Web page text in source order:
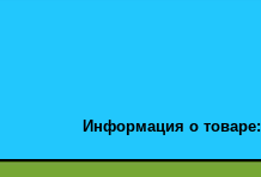
Информация о товаре: